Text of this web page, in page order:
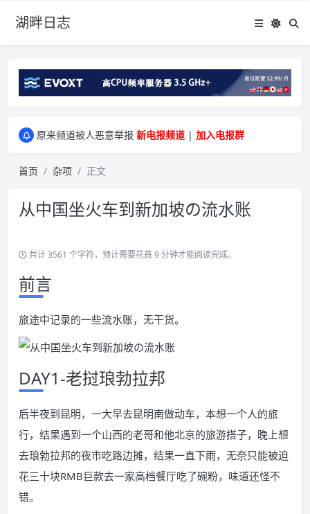
湖畔日志
greenwebpage|香港|日本|新加坡|美国等多地vps测评|移动直连|1Gbps带宽|年付€29
原来频道被人恶意举报 新电报频道 | 加入电报群
首页 杂项 正文
从中国坐火车到新加坡の流水账
共计 3561 个字符，预计需要花费 9 分钟才能阅读完成。
前言
旅途中记录的一些流水账，无干货。
DAY1-老挝琅勃拉邦
后半夜到昆明，一大早去昆明南做动车，本想一个人的旅
行，结果遇到一个山西的老哥和他北京的旅游搭子，晚上想
去琅勃拉邦的夜市吃路边摊，结果一直下雨，无奈只能被迫
花三十块RMB巨款去一家高档餐厅吃了碗粉，味道还怪不
错。